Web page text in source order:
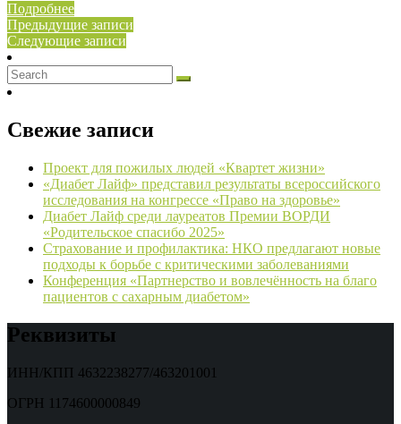
Подробнее
Навигация
по
записям
Предыдущие записи
Следующие записи
Свежие записи
Проект для пожилых людей «Квартет жизни»
«Диабет Лайф» представил результаты всероссийского
исследования на конгрессе «Право на здоровье»
Диабет Лайф среди лауреатов Премии ВОРДИ
«Родительское спасибо 2025»
Страхование и профилактика: НКО предлагают новые
подходы к борьбе с критическими заболеваниями
Конференция «Партнерство и вовлечённость на благо
пациентов с сахарным диабетом»
Реквизиты
ИНН/КПП 4632238277/463201001
ОГРН 1174600000849